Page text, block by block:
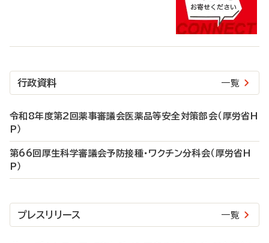
行政資料 一覧
令和8年度第2回薬事審議会医薬品等安全対策部会（厚労省H
P）
第66回厚生科学審議会予防接種・ワクチン分科会（厚労省H
P）
プレスリリース 一覧